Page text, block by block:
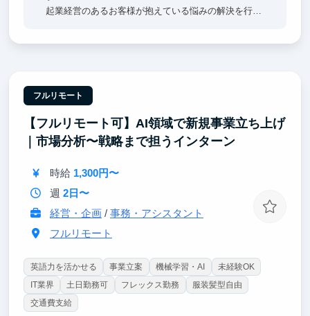
起業経営のあるお客様が抱えている悩みの解決を行う
案件を社員数名＋インターン生で行っているため皆で
未知なことでも開拓していき、最速スピードで一人前
のマーケター / コンサルタントになることができま
す。
マーケティング全般から新規事業まで幅広く挑戦でき
るため、社会人に必要なスキルを身につけることが可
フルリモート
【フルリモート可】AI領域で新規事業立ち上げ
｜市場分析〜戦略まで担うインターン
時給 1,300円〜
週 2日〜
経営・企画/ 事務・アシスタント
フルリモート
英語力を活かせる 事業立案 機械学習・AI
未経験OK
IT業界
土日勤務可 フレックス勤務
服装髪型自由
交通費支給